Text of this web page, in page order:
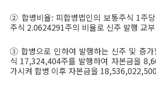
② 합병비율: 피합병법인의 보통주식 1주
주식 2.0624291주의 비율로 신주 발행 교부
③ 합병으로 인하여 발행하는 신주 및 증가
식 17,324,404주를 발행하여 자본금을
가시켜 합병 이후 자본금을